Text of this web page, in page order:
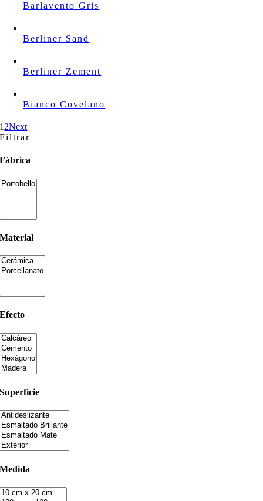
Barlavento Gris
Berliner Sand
Berliner Zement
Bianco Covelano
1 2Next
Filtrar
Fábrica
Material
Efecto
Superficie
Medida